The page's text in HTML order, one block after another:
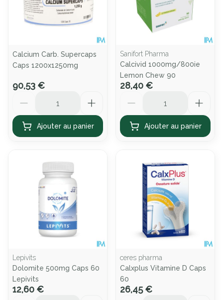
Calcium Carb. Supercaps
Caps 1200x1250mg
90,53 €
Ajouter au panier
Sanifort Pharma
Calcivid 1000mg/800ie
Lemon Chew 90
28,40 €
Ajouter au panier
Lepivits
Dolomite 500mg Caps 60
Lepivits
12,60 €
ceres pharma
Calxplus Vitamine D Caps
60
26,45 €